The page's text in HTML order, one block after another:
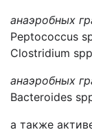
анаэробных
Peptococcus
Clostridium
анаэробных
Bacteroides
а также